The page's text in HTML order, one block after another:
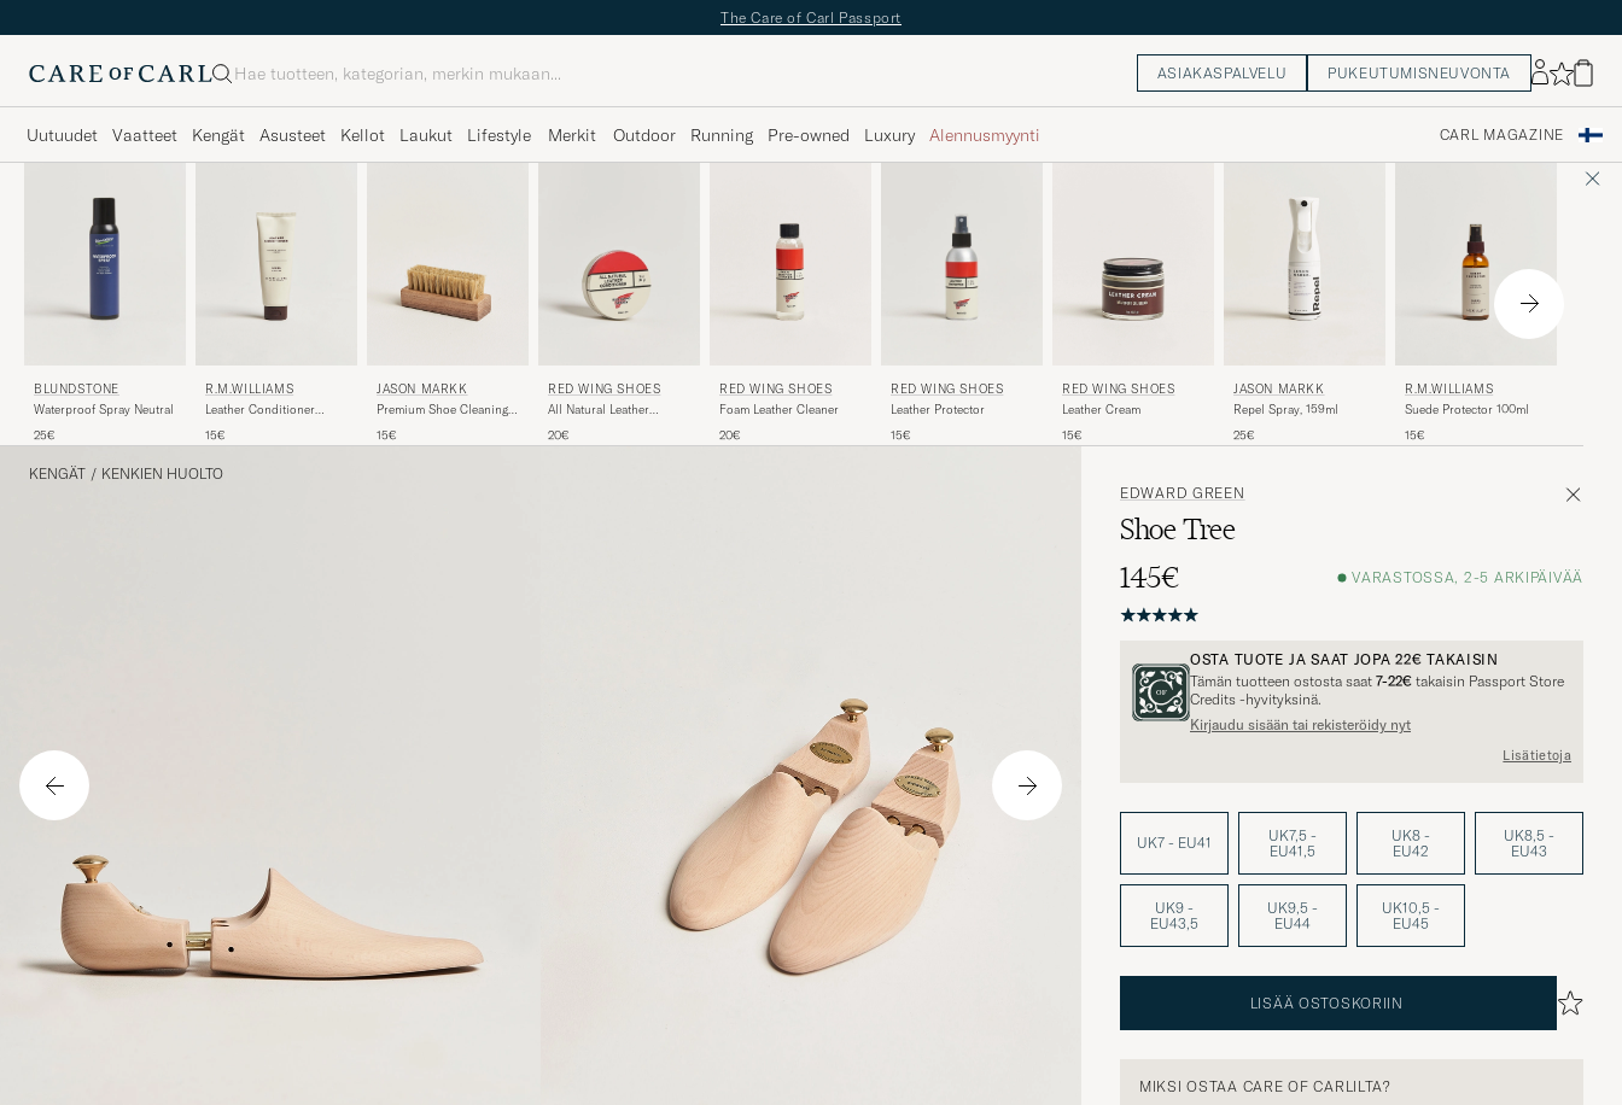
The Care of Carl Passport
Haku ASIAKASPALVELU PUKEUTUMISNEUVONTA
Uutuudet Vaatteet Kengät Asusteet Kellot Laukut Lifestyle Merkit Outdoor Running Pre-owned Luxury Alennusmyynti CARL MAGAZINE
BLUNDSTONE
Waterproof Spray Neutral
25€
R.M.WILLIAMS
Leather Conditioner
15€
JASON MARKK
Premium Shoe Cleaning
15€
RED WING SHOES
All Natural Leather
20€
RED WING SHOES
Foam Leather Cleaner
20€
RED WING SHOES
Leather Protector
15€
RED WING SHOES
Leather Cream
15€
JASON MARKK
Repel Spray, 159ml
25€
R.M.WILLIAMS
Suede Protector 100ml
15€
KENGÄT / KENKIEN HUOLTO
EDWARD GREEN
Shoe Tree
145€
VARASTOSSA, 2-5 ARKIPÄIVÄÄ
OSTA TUOTE JA SAAT JOPA22€ TAKAISIN
Tämän tuotteen ostosta saat 7-22€ takaisin Passport Store
Credits -hyvityksinä.
Kirjaudu sisään tai rekisteröidy nyt
Lisätietoja
UK7 - EU41
UK7,5 -
EU41,5
UK8 -
EU42
UK8,5 -
EU43
UK9 -
EU43,5
UK9,5 -
EU44
UK10,5 -
EU45
LISÄÄ OSTOSKORIIN
MIKSI OSTAA CARE OF CARLILTA?